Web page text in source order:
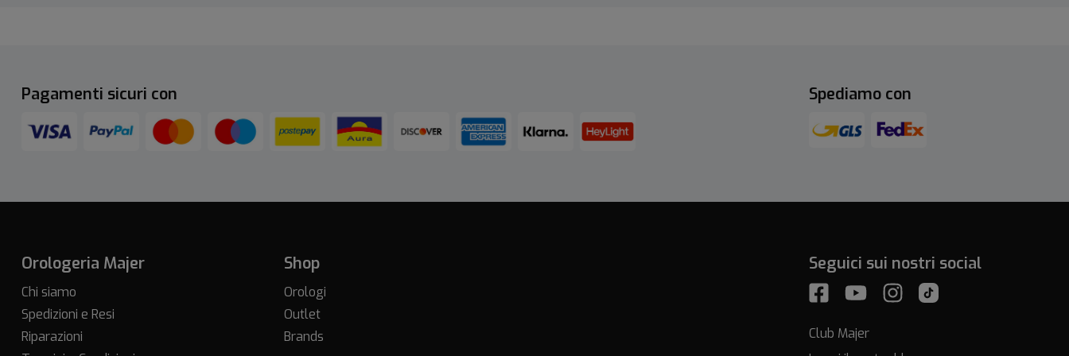
Pagamenti sicuri con Spediamo con
Orologeria Majer
Chi siamo
Spedizioni e Resi
Riparazioni
Shop
Orologi
Outlet
Brands
Seguici sui nostri social
Club Majer